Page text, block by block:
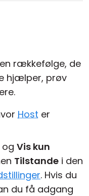
rækkefølge, de
hjælper, prøv
Host er
og Vis kun
Tilstande i den
. Hvis du
du få adgang